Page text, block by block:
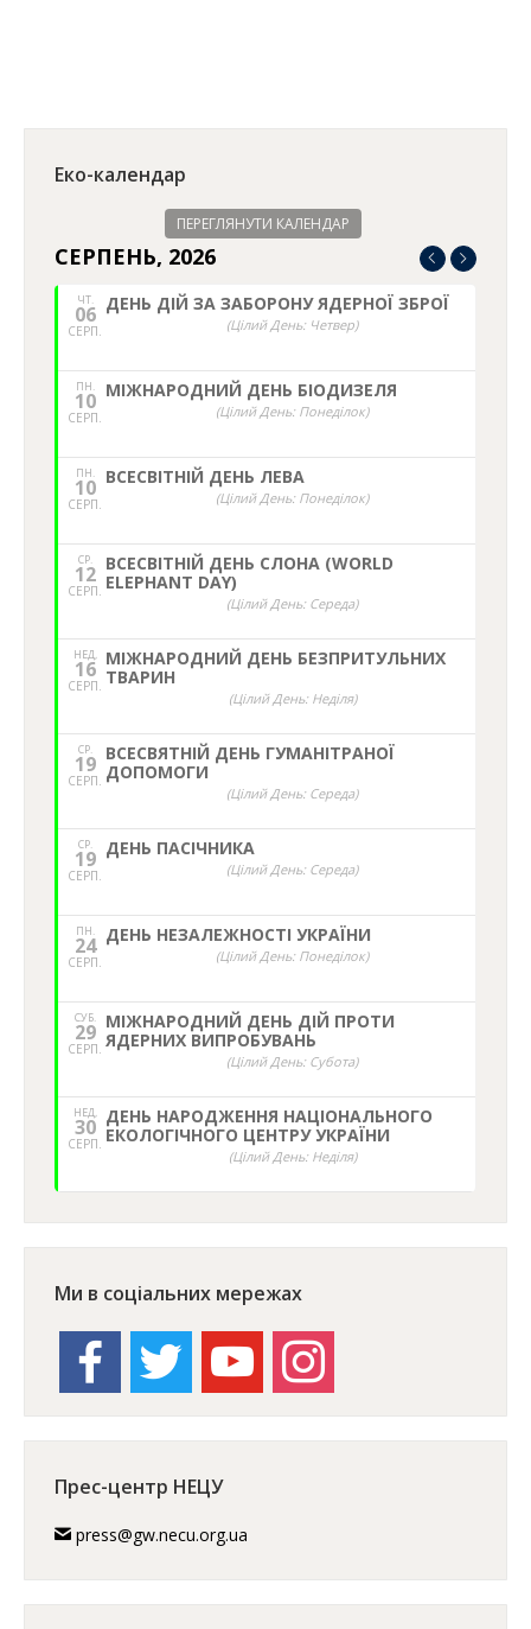
Еко-календар
ПЕРЕГЛЯНУТИ КАЛЕНДАР
СЕРПЕНЬ, 2026
ЧТ.
06
СЕРП.
ДЕНЬ ДІЙ ЗА ЗАБОРОНУ ЯДЕРНОЇ ЗБРОЇ
(Цілий День: Четвер)
ПН.
10
СЕРП.
МІЖНАРОДНИЙ ДЕНЬ БІОДИЗЕЛЯ
(Цілий День: Понеділок)
ПН.
10
СЕРП.
ВСЕСВІТНІЙ ДЕНЬ ЛЕВА
(Цілий День: Понеділок)
СР.
12
СЕРП.
ВСЕСВІТНІЙ ДЕНЬ СЛОНА (WORLD
ELEPHANT DAY)
(Цілий День: Середа)
НЕД,
16
СЕРП.
МІЖНАРОДНИЙ ДЕНЬ БЕЗПРИТУЛЬНИХ
ТВАРИН
(Цілий День: Неділя)
СР.
19
СЕРП.
ВСЕСВЯТНІЙ ДЕНЬ ГУМАНІТРАНОЇ
ДОПОМОГИ
(Цілий День: Середа)
СР.
19
СЕРП.
ДЕНЬ ПАСІЧНИКА
(Цілий День: Середа)
ПН.
24
СЕРП.
ДЕНЬ НЕЗАЛЕЖНОСТІ УКРАЇНИ
(Цілий День: Понеділок)
СУБ.
29
СЕРП.
МІЖНАРОДНИЙ ДЕНЬ ДІЙ ПРОТИ
ЯДЕРНИХ ВИПРОБУВАНЬ
(Цілий День: Субота)
НЕД,
30
СЕРП.
ДЕНЬ НАРОДЖЕННЯ НАЦІОНАЛЬНОГО
ЕКОЛОГІЧНОГО ЦЕНТРУ УКРАЇНИ
(Цілий День: Неділя)
Ми в соціальних мережах
facebook twitter youtube instagram
Прес-центр НЕЦУ
press@gw.necu.org.ua